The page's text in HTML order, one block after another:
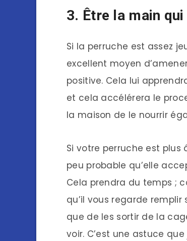
3. Être la main
Si la perruche est assez
excellent moyen
positive. Cela lui
et cela accélérera le
la maison de le nourrir
Si votre perruche est plus
peu probable qu’elle
Cela prendra du temps ;
qu’il vous regarde
que de les sortir de la
voir. C’est une astuce